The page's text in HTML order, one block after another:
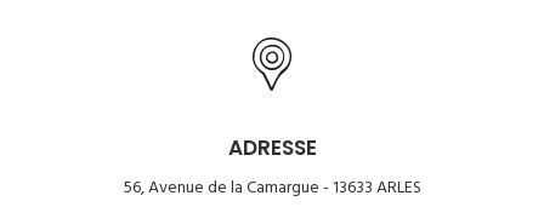
ADRESSE
56, Avenue de la Camargue - 13633 ARLES